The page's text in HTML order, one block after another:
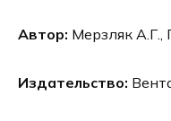
Автор: Мерзляк А.Г.,
Издательство: